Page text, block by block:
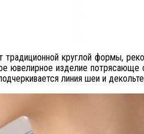
традиционной круглой формы,
ювелирное изделие потрясающе
линия шеи и